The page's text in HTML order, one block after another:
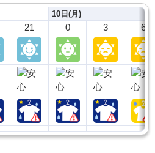
21
10日(月)
0 3 6